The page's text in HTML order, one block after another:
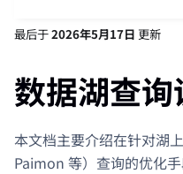
最后于2026年5月17日 更新
数据湖查询
本文档主要介绍在针对湖
Paimon 等）查询的优化手